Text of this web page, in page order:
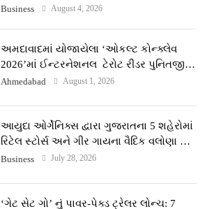
દબદબો
Business August 4, 2026
અમદાવાદમાં યોજાયેલા ‘ઓકલ્ટ કોન્ક્લેવ
2026’માં ઈન્ટરનેશનલ ટેરોટ રીડર પુનિતજી
લુલ્લા એ ટેરોટ કાર્ડ રીડિંગ અંગે માહિતી આપી
Ahmedabad August 1, 2026
આયુદા ઓર્ગેનિક્સ દ્વારા ગુજરાતના 5 શહેરોમાં
રિટેલ સ્ટોર્સ અને ગીર ગાયના વૈદિક વલોણા ઘી-
દૂધની શુદ્ધ સેવાઓ સાથે વ્યાપક વિસ્તરણ
Business July 28, 2026
‘ગેટ સેટ ગો’ નું પાવર-પેક્ડ ટ્રેલર લોન્ચ: 7